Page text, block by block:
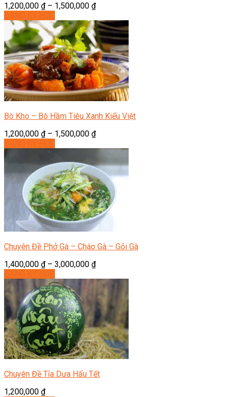
1,200,000 ₫– 1,500,000 ₫
Bò Kho – Bò Hầm Tiêu Xanh Kiểu Việt
1,200,000 ₫– 1,500,000 ₫
Chuyên Đề Phở Gà – Cháo Gà – Gỏi Gà
1,400,000 ₫– 3,000,000 ₫
Chuyên Đề Tỉa Dưa Hấu Tết
1,200,000 ₫